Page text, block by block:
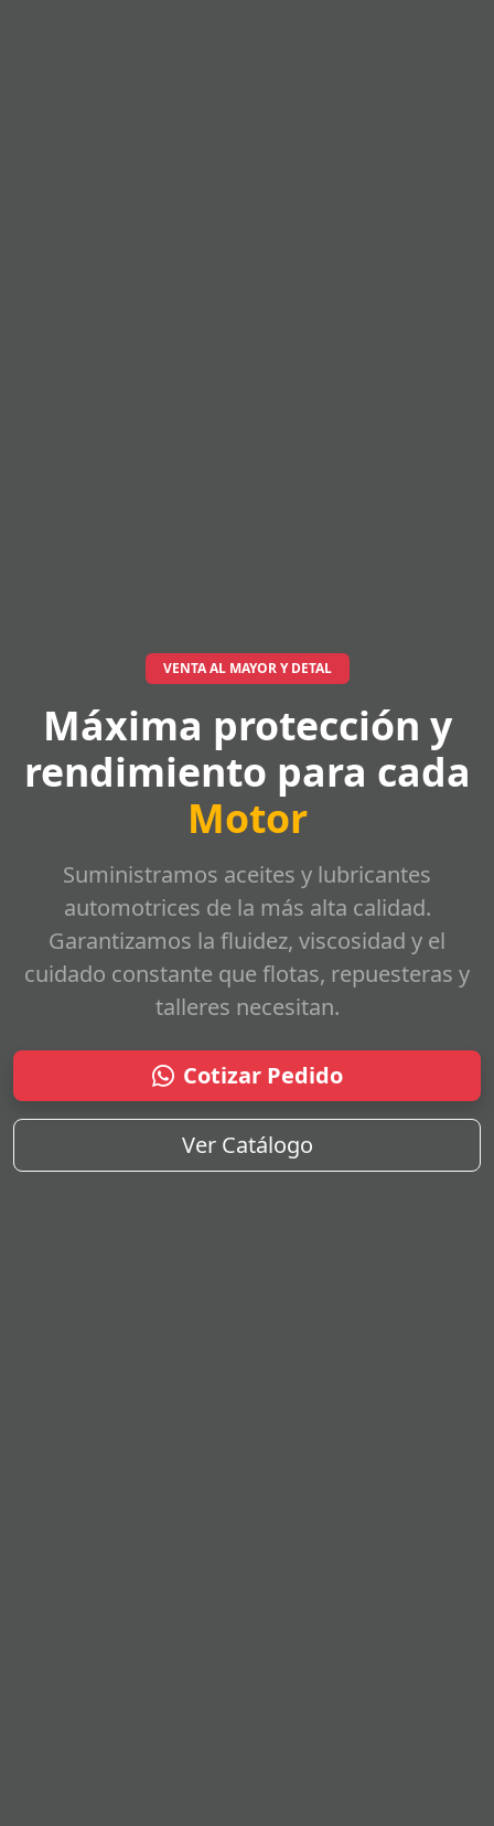
VENTA AL MAYOR Y DETAL
Máxima protección y
rendimiento para cada
Motor
Suministramos aceites y lubricantes
automotrices de la más alta calidad.
Garantizamos la fluidez, viscosidad y el
cuidado constante que flotas, repuesteras y
talleres necesitan.
Cotizar Pedido
Ver Catálogo